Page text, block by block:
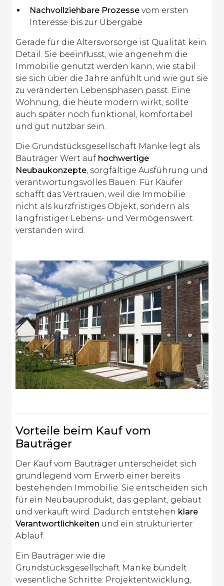
Nachvollziehbare Prozesse vom ersten
Interesse bis zur Übergabe
Gerade für die Altersvorsorge ist Qualität kein
Detail. Sie beeinflusst, wie angenehm die
Immobilie genutzt werden kann, wie stabil
sie sich über die Jahre anfühlt und wie gut sie
zu veränderten Lebensphasen passt. Eine
Wohnung, die heute modern wirkt, sollte
auch später noch funktional, komfortabel
und gut nutzbar sein.
Die Grundstücksgesellschaft Manke legt als
Bauträger Wert auf hochwertige
Neubaukonzepte, sorgfältige Ausführung und
verantwortungsvolles Bauen. Für Käufer
schafft das Vertrauen, weil die Immobilie
nicht als kurzfristiges Objekt, sondern als
langfristiger Lebens- und Vermögenswert
verstanden wird.
Vorteile beim Kauf vom
Bauträger
Der Kauf vom Bauträger unterscheidet sich
grundlegend vom Erwerb einer bereits
bestehenden Immobilie. Sie entscheiden sich
für ein Neubauprodukt, das geplant, gebaut
und verkauft wird. Dadurch entstehen klare
Verantwortlichkeiten und ein strukturierter
Ablauf.
Ein Bauträger wie die
Grundstücksgesellschaft Manke bündelt
wesentliche Schritte: Projektentwicklung,